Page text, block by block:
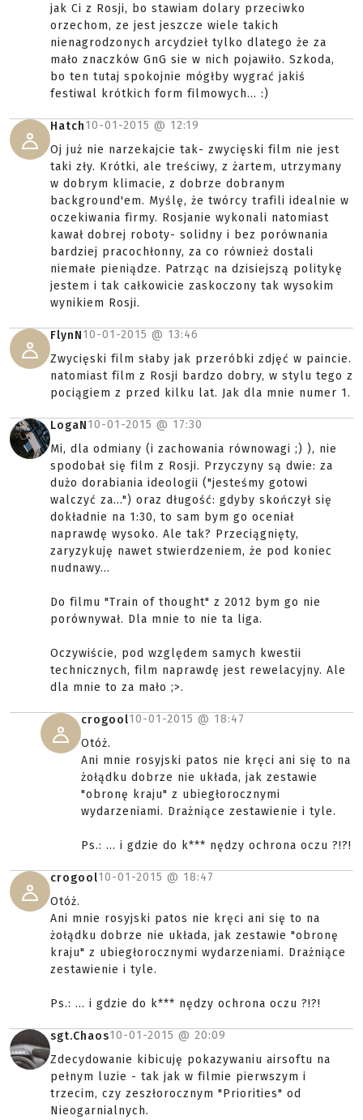
jak Ci z Rosji, bo stawiam dolary przeciwko
orzechom, ze jest jeszcze wiele takich
nienagrodzonych arcydzieł tylko dlatego że za
mało znaczków GnG sie w nich pojawiło. Szkoda,
bo ten tutaj spokojnie mógłby wygrać jakiś
festiwal krótkich form filmowych... :)
Hatch10-01-2015 @ 12:19
Oj już nie narzekajcie tak- zwycięski film nie jest
taki zły. Krótki, ale treściwy, z żartem, utrzymany
w dobrym klimacie, z dobrze dobranym
background'em. Myślę, że twórcy trafili idealnie w
oczekiwania firmy. Rosjanie wykonali natomiast
kawał dobrej roboty- solidny i bez porównania
bardziej pracochłonny, za co również dostali
niemałe pieniądze. Patrząc na dzisiejszą politykę
jestem i tak całkowicie zaskoczony tak wysokim
wynikiem Rosji.
FlynN10-01-2015 @ 13:46
Zwycięski film słaby jak przeróbki zdjęć w paincie.
natomiast film z Rosji bardzo dobry, w stylu tego z
pociągiem z przed kilku lat. Jak dla mnie numer 1.
LogaN10-01-2015 @ 17:30
Mi, dla odmiany (i zachowania równowagi ;) ), nie
spodobał się film z Rosji. Przyczyny są dwie: za
dużo dorabiania ideologii ("jesteśmy gotowi
walczyć za...") oraz długość: gdyby skończył się
dokładnie na 1:30, to sam bym go oceniał
naprawdę wysoko. Ale tak? Przeciągnięty,
zaryzykuję nawet stwierdzeniem, że pod koniec
nudnawy...
Do filmu "Train of thought" z 2012 bym go nie
porównywał. Dla mnie to nie ta liga.
Oczywiście, pod względem samych kwestii
technicznych, film naprawdę jest rewelacyjny. Ale
dla mnie to za mało ;>.
crogool10-01-2015 @ 18:47
Otóż.
Ani mnie rosyjski patos nie kręci ani się to na
żołądku dobrze nie układa, jak zestawie
"obronę kraju" z ubiegłorocznymi
wydarzeniami. Drażniące zestawienie i tyle.
Ps.: ... i gdzie do k*** nędzy ochrona oczu ?!?!
crogool10-01-2015 @ 18:47
Otóż.
Ani mnie rosyjski patos nie kręci ani się to na
żołądku dobrze nie układa, jak zestawie "obronę
kraju" z ubiegłorocznymi wydarzeniami. Drażniące
zestawienie i tyle.
Ps.: ... i gdzie do k*** nędzy ochrona oczu ?!?!
sgt.Chaos10-01-2015 @ 20:09
Zdecydowanie kibicuję pokazywaniu airsoftu na
pełnym luzie - tak jak w filmie pierwszym i
trzecim, czy zeszłorocznym "Priorities" od
Nieogarnialnych.